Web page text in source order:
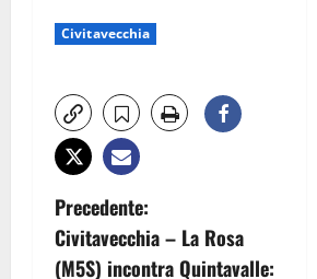
Civitavecchia
N
a
Precedente:
Civitavecchia – La Rosa
(M5S) incontra Quintavalle: